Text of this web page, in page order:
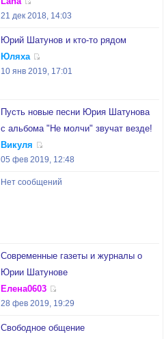
21 дек 2018, 14:03
Юрий Шатунов и кто-то рядом
Юляха
10 янв 2019, 17:01
Пусть новые песни Юрия Шатунова
с альбома "Не молчи" звучат везде!
Викуля
05 фев 2019, 12:48
Нет сообщений
Современные газеты и журналы о
Юрии Шатунове
Елена0603
28 фев 2019, 19:29
Свободное общение